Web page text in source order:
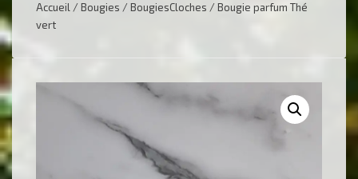
Accueil / Bougies / BougiesCloches / Bougie parfum Thé
vert